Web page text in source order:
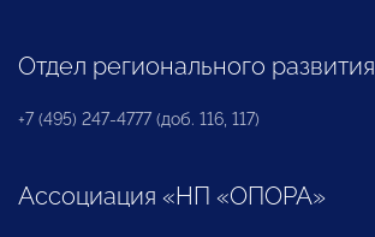
Отдел регионального развития
+7 (495) 247-4777 (доб. 116, 117)
Ассоциация «НП «ОПОРА»